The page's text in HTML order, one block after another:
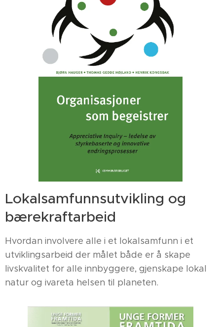
Lokalsamfunnsutvikling og
bærekraftarbeid
Hvordan involvere alle i et lokalsamfunn i et
utviklingsarbeid der målet både er å skape
livskvalitet for alle innbyggere, gjenskape lokal
natur og ivareta helsen til planeten.